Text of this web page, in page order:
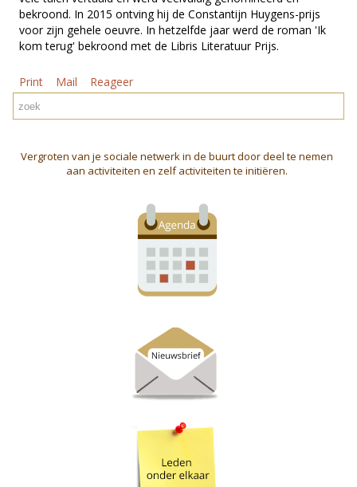
bekroond. In 2015 ontving hij de Constantijn Huygens-prijs
voor zijn gehele oeuvre. In hetzelfde jaar werd de roman 'Ik
kom terug' bekroond met de Libris Literatuur Prijs.
Print Mail Reageer
Vergroten van je sociale netwerk in de buurt door deel te nemen
aan activiteiten en zelf activiteiten te initiëren.